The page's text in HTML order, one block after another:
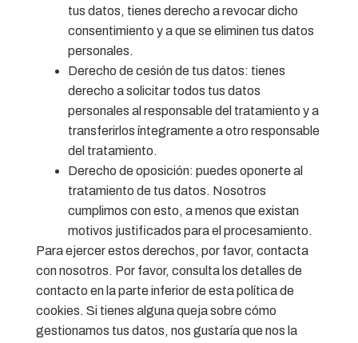
tus datos, tienes derecho a revocar dicho
consentimiento y a que se eliminen tus datos
personales.
Derecho de cesión de tus datos: tienes
derecho a solicitar todos tus datos
personales al responsable del tratamiento y a
transferirlos íntegramente a otro responsable
del tratamiento.
Derecho de oposición: puedes oponerte al
tratamiento de tus datos. Nosotros
cumplimos con esto, a menos que existan
motivos justificados para el procesamiento.
Para ejercer estos derechos, por favor, contacta
con nosotros. Por favor, consulta los detalles de
contacto en la parte inferior de esta política de
cookies. Si tienes alguna queja sobre cómo
gestionamos tus datos, nos gustaría que nos la